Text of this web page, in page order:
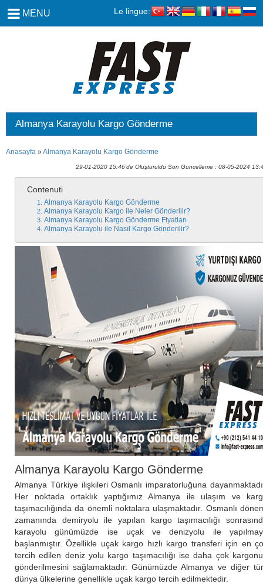
MENU Le lingue:
Almanya Karayolu Kargo Gönderme
Anasayfa »Almanya Karayolu Kargo Gönderme
29-01-2020 15:46'de Oluşturuldu Son Güncelleme : 08-05-2024
Contenuti
Almanya Karayolu Kargo Gönderme
Almanya Karayolu Kargo ile Neler Gönderilir?
Almanya Karayolu Kargo Gönderme Fiyatları
Almanya Karayolu ile Nasıl Kargo Gönderilir?
Almanya Karayolu Kargo Gönderme
Almanya Türkiye ilişkileri Osmanlı imparatorluğuna
Her noktada ortaklık yaptığımız Almanya ile ulaşım ve
taşımacılığında da önemli noktalara ulaşmaktadır. Osmanlı
zamanında demiryolu ile yapılan kargo taşımacılığı
karayolu günümüzde ise uçak ve denizyolu ile
başlanmıştır. Özellikle uçak kargo hızlı kargo transferi için en
tercih edilen deniz yolu kargo taşımacılığı ise daha çok
gönderilmesini sağlamaktadır. Günümüzde Almanya ve diğer
dünya ülkelerine genellikle uçak kargo tercih edilmektedir.